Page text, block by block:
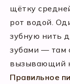
щётку
рот водой.
зубную нить
зубами — там
вызывающий
Правильное